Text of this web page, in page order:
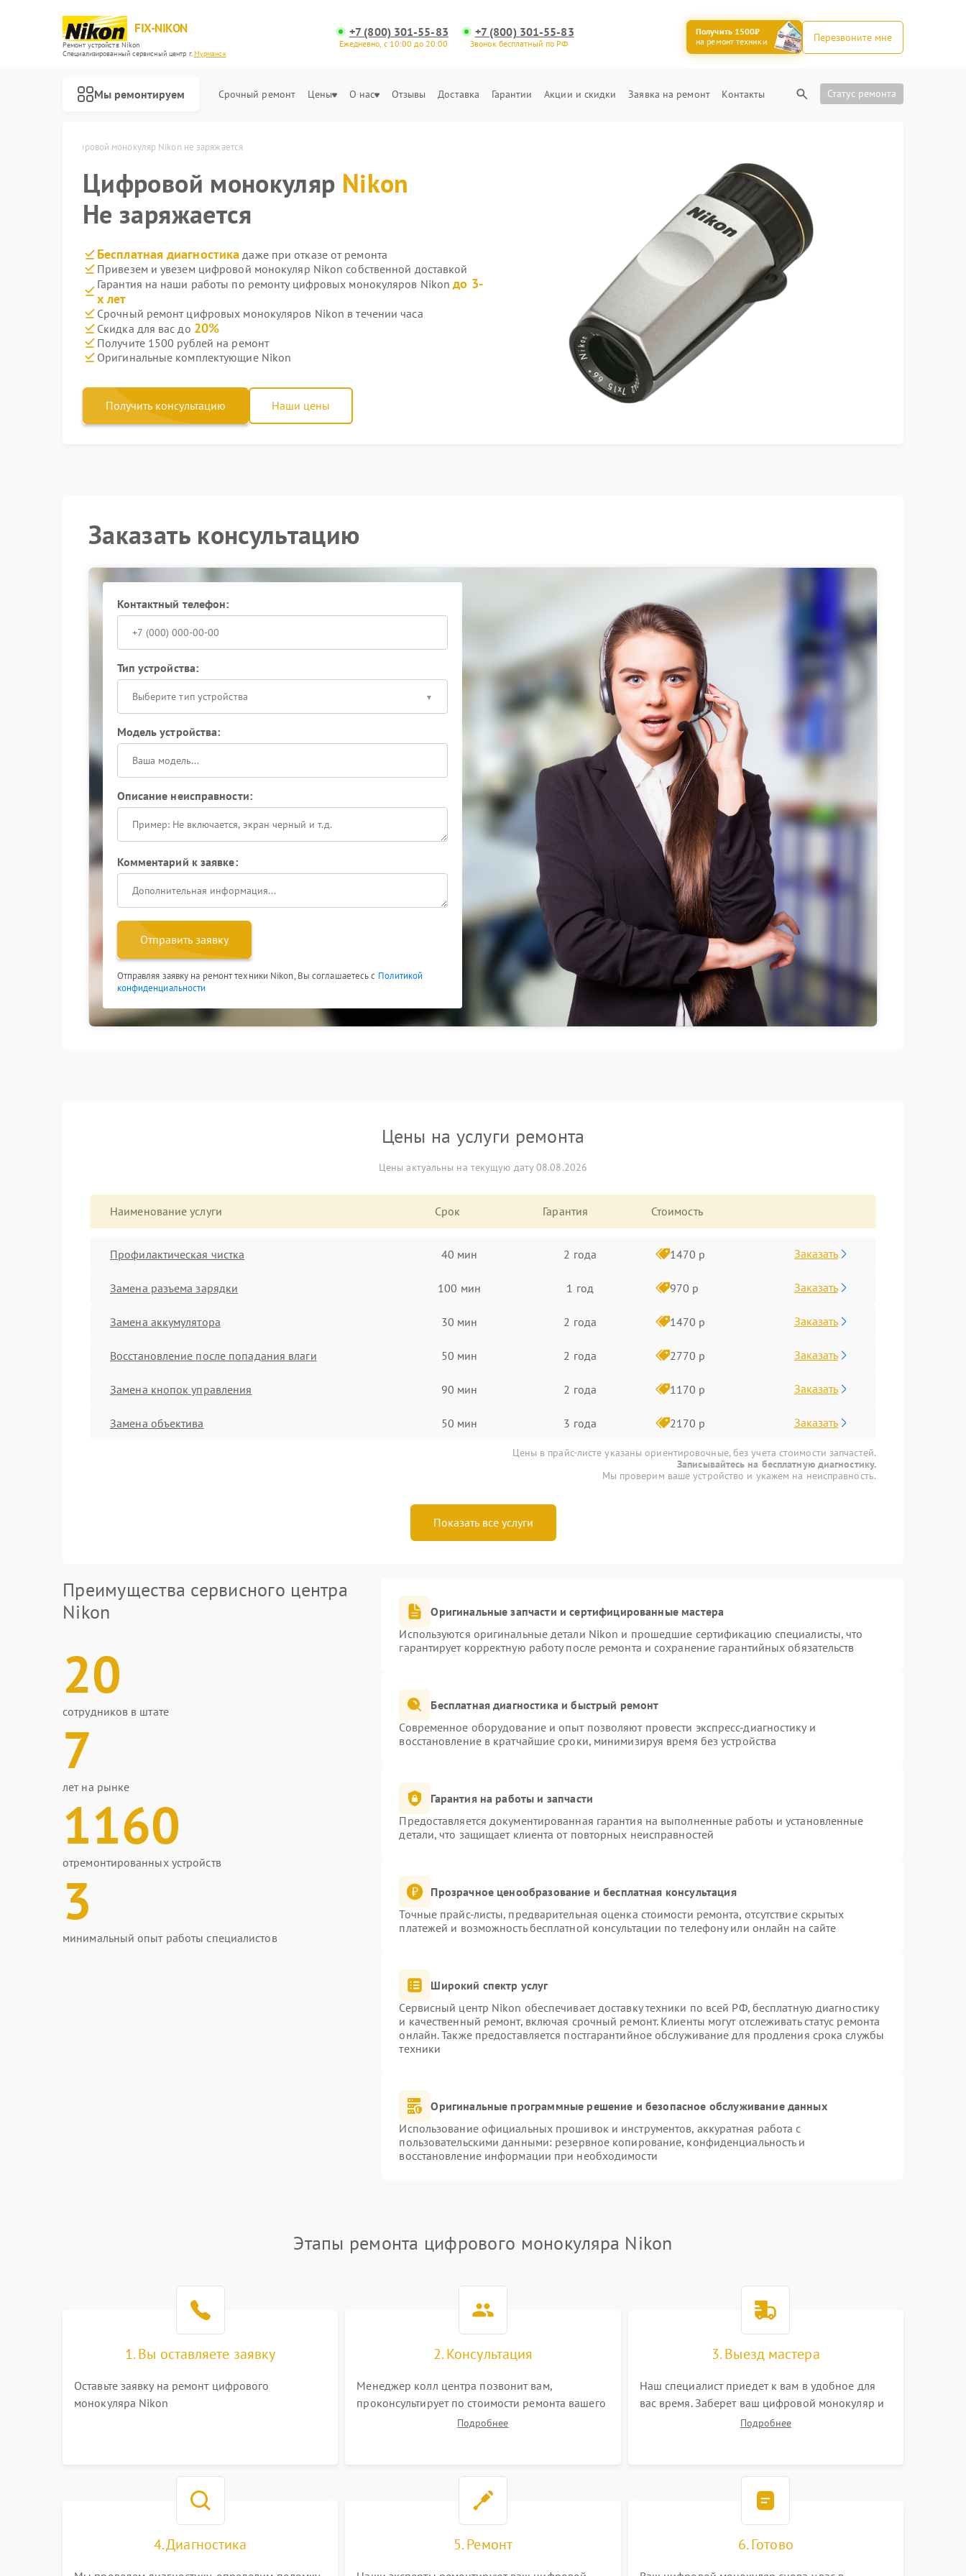
FIX-NIKON
Ремонт устройств Nikon
Специализированный cервисный центр г.Мурманск
+7 (800) 301-55-83
Ежедневно, с 10:00 до 20:00
+7 (800) 301-55-83
Звонок бесплатный по РФ
Получить 1500₽
на ремонт техники
Перезвоните мне
Мы ремонтируем Срочный ремонт Цены О нас Отзывы Доставка Гарантии Акции и скидки Заявка на ремонт Контакты Статус ремонта
Цифровой монокуляр Nikon не заряжается
Цифровой монокуляр Nikon
Не заряжается
Бесплатная диагностика даже при отказе от ремонта
Привезем и увезем цифровой монокуляр Nikon собственной доставкой
Гарантия на наши работы по ремонту цифровых монокуляров Nikonдо 3-
х лет
Срочный ремонт цифровых монокуляров Nikon в течении часа
Скидка для вас до 20%
Получите 1500 рублей на ремонт
Оригинальные комплектующие Nikon
Получить консультацию Наши цены
Заказать консультацию
Контактный телефон:
Тип устройства:
Выберите тип устройства
Модель устройства:
Описание неисправности:
Комментарий к заявке:
Отправить заявку
Отправляя заявку на ремонт техники Nikon, Вы соглашаетесь с Политикой
конфиденциальности
Цены на услуги ремонта
Цены актуальны на текущую дату 08.08.2026
Наименование услуги Срок Гарантия Стоимость
Профилактическая чистка 40 мин 2 года 1470 р Заказать
Замена разъема зарядки 100 мин 1 год 970 р Заказать
Замена аккумулятора 30 мин 2 года 1470 р Заказать
Восстановление после попадания влаги 50 мин 2 года 2770 р Заказать
Замена кнопок управления 90 мин 2 года 1170 р Заказать
Замена объектива 50 мин 3 года 2170 р Заказать
Цены в прайс-листе указаны ориентировочные, без учета стоимости запчастей.
Записывайтесь на бесплатную диагностику.
Мы проверим ваше устройство и укажем на неисправность.
Показать все услуги
Преимущества сервисного центра
Nikon
20
сотрудников в штате
7
лет на рынке
1160
отремонтированных устройств
3
минимальный опыт работы специалистов
Оригинальные запчасти и сертифицированные мастера
Используются оригинальные детали Nikon и прошедшие сертификацию специалисты, что
гарантирует корректную работу после ремонта и сохранение гарантийных обязательств
Бесплатная диагностика и быстрый ремонт
Современное оборудование и опыт позволяют провести экспресс-диагностику и
восстановление в кратчайшие сроки, минимизируя время без устройства
Гарантия на работы и запчасти
Предоставляется документированная гарантия на выполненные работы и установленные
детали, что защищает клиента от повторных неисправностей
Прозрачное ценообразование и бесплатная консультация
Точные прайс-листы, предварительная оценка стоимости ремонта, отсутствие скрытых
платежей и возможность бесплатной консультации по телефону или онлайн на сайте
Широкий спектр услуг
Сервисный центр Nikon обеспечивает доставку техники по всей РФ, бесплатную диагностику
и качественный ремонт, включая срочный ремонт. Клиенты могут отслеживать статус ремонта
онлайн. Также предоставляется постгарантийное обслуживание для продления срока службы
техники
Оригинальные программные решение и безопасное обслуживание данных
Использование официальных прошивок и инструментов, аккуратная работа с
пользовательскими данными: резервное копирование, конфиденциальность и
восстановление информации при необходимости
Этапы ремонта цифрового монокуляра Nikon
1. Вы оставляете заявку
Оставьте заявку на ремонт цифрового
монокуляра Nikon
2. Консультация
Менеджер колл центра позвонит вам,
проконсультирует по стоимости ремонта вашего
цифрового монокуляра а также ответит на все
Подробнее
3. Выезд мастера
Наш специалист приедет к вам в удобное для
вас время. Заберет ваш цифровой монокуляр и
привезет на склад для диагностики.
Подробнее
4. Диагностика 5. Ремонт 6. Готово